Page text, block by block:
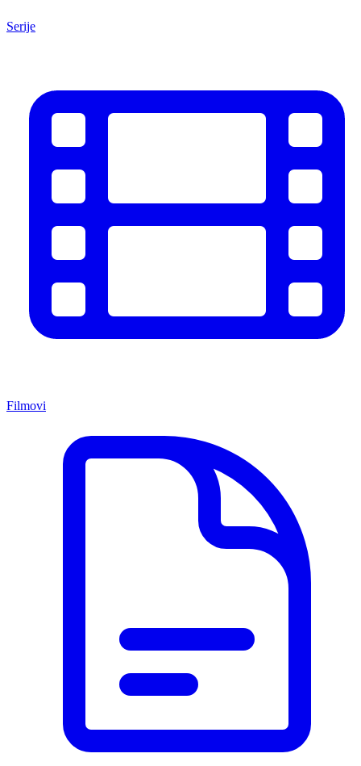
Serije
Filmovi